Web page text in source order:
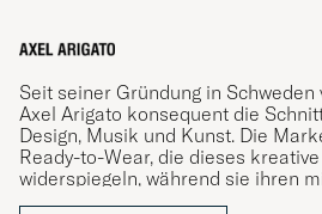
Seit seiner Gründung in Schweden
Axel Arigato konsequent die
Design, Musik und Kunst. Die
Ready-to-Wear, die dieses
widerspiegeln, während sie ihren
skandinavischen Wurzeln treu